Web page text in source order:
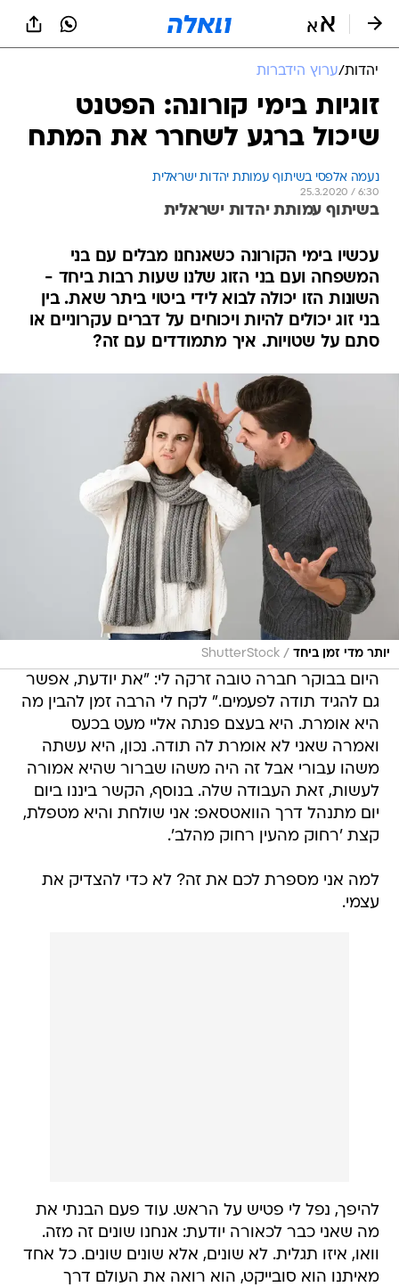
יהדות/ערוץ הידברות
זוגיות בימי קורונה: הפטנט
שיכול ברגע לשחרר את המתח
נעמה אלפסי בשיתוף עמותת יהדות ישראלית
25.3.2020 / 6:30
בשיתוף עמותת יהדות ישראלית
עכשיו בימי הקורונה כשאנחנו מבלים עם בני
המשפחה ועם בני הזוג שלנו שעות רבות ביחד -
השונות הזו יכולה לבוא לידי ביטוי ביתר שאת. בין
בני זוג יכולים להיות ויכוחים על דברים עקרוניים או
סתם על שטויות. איך מתמודדים עם זה?
יותר מדי זמן ביחד /
ShutterStock
היום בבוקר חברה טובה זרקה לי: "את יודעת, אפשר
גם להגיד תודה לפעמים." לקח לי הרבה זמן להבין מה
היא אומרת. היא בעצם פנתה אליי מעט בכעס
ואמרה שאני לא אומרת לה תודה. נכון, היא עשתה
משהו עבורי אבל זה היה משהו שברור שהיא אמורה
לעשות, זאת העבודה שלה. בנוסף, הקשר ביננו ביום
יום מתנהל דרך הוואטסאפ: אני שולחת והיא מטפלת,
קצת 'רחוק מהעין רחוק מהלב'.
למה אני מספרת לכם את זה? לא כדי להצדיק את
עצמי.
להיפך, נפל לי פטיש על הראש. עוד פעם הבנתי את
מה שאני כבר לכאורה יודעת: אנחנו שונים זה מזה.
וואו, איזו תגלית. לא שונים, אלא שונים שונים. כל אחד
מאיתנו הוא סובייקט, הוא רואה את העולם דרך